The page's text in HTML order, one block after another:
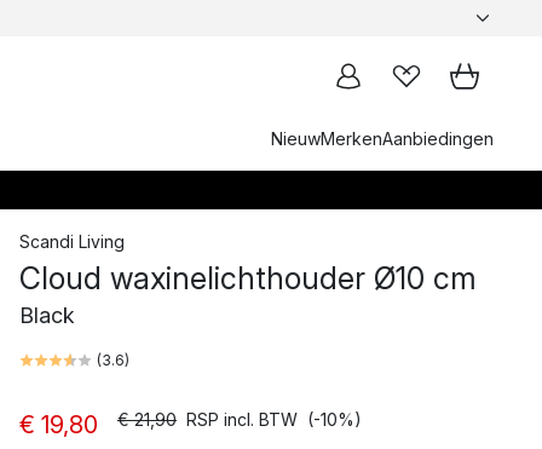
NieuwMerkenAanbiedingen
Scandi Living
Cloud waxinelichthouder Ø10 cm
Black
(3.6)
€ 19,80 € 21,90 RSP incl. BTW (-10%)